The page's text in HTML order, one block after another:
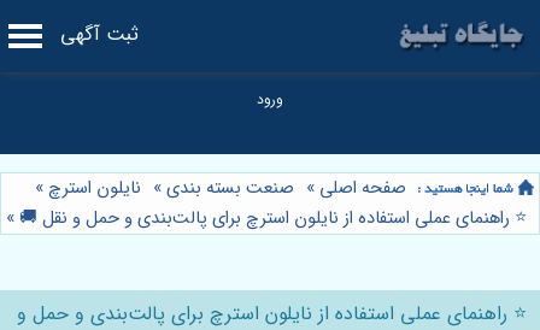
ثبت آگهی
صفحه اصلی » صنعت بسته بندی» نایلون استرچ»
⭐️ راهنمای عملی استفاده از نایلون استرچ برای پالت‌بندی و حمل و نقل 🚚 »
⭐️ راهنمای عملی استفاده از نایلون استرچ برای پالت‌بندی و حمل و